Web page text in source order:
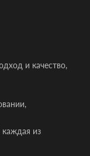
и качество,
каждая из